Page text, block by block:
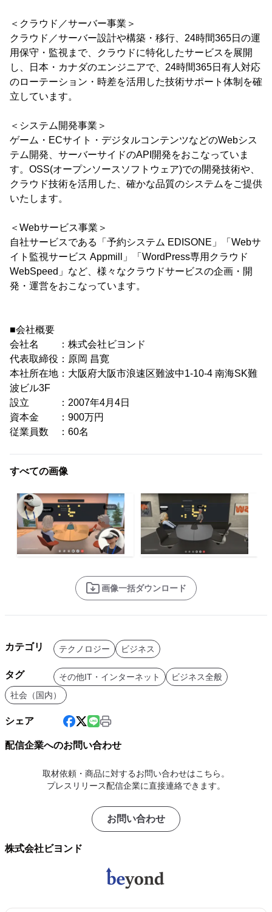
＜クラウド／サーバー事業＞
クラウド／サーバー設計や構築・移行、24時間365日の運
用保守・監視まで、クラウドに特化したサービスを展開
し、日本・カナダのエンジニアで、24時間365日有人対応
のローテーション・時差を活用した技術サポート体制を確
立しています。
＜システム開発事業＞
ゲーム・ECサイト・デジタルコンテンツなどのWebシス
テム開発、サーバーサイドのAPI開発をおこなっていま
す。OSS(オープンソースソフトウェア)での開発技術や、
クラウド技術を活用した、確かな品質のシステムをご提供
いたします。
＜Webサービス事業＞
自社サービスである「予約システム EDISONE」「Webサ
イト監視サービス Appmill」「WordPress専用クラウド
WebSpeed」など、様々なクラウドサービスの企画・開
発・運営をおこなっています。
■会社概要
会社名 ：株式会社ビヨンド
代表取締役：原岡 昌寛
本社所在地：大阪府大阪市浪速区難波中1-10-4 南海SK難
波ビル3F
設立 ：2007年4月4日
資本金 ：900万円
従業員数 ：60名
すべての画像
画像一括ダウンロード
カテゴリ テクノロジー ビジネス
タグ その他IT・インターネット
ビジネス全般
社会（国内）
シェア
配信企業へのお問い合わせ
取材依頼・商品に対するお問い合わせはこちら。
プレスリリース配信企業に直接連絡できます。
お問い合わせ
株式会社ビヨンド